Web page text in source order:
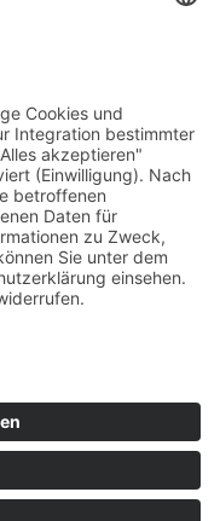
seinen
(Andreas Laurenz
Ensemble,
eins bedeuten:
Premiere im
[…]